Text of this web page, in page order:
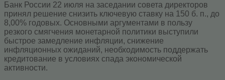
Банк России 22 июля на заседании совета директоров
принял решение снизить ключевую ставку на 150 б. п., до
8,00% годовых. Основными аргументами в пользу
резкого смягчения монетарной политики выступили
быстрое замедление инфляции, снижение
инфляционных ожиданий, необходимость поддержать
кредитование в условиях спада экономической
активности.